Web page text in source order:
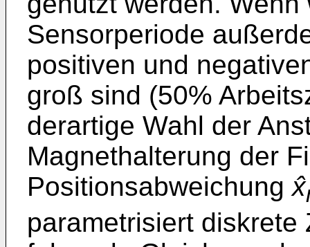
Sensorperiode
positiven und
groß sind (50%
derartige Wahl der
Magnethalterung der
Positionsabweichungx̂
parametrisiert